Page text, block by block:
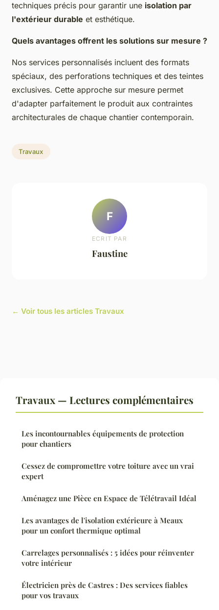
techniques précis pour garantir une isolation par
l'extérieur durable et esthétique.
Quels avantages offrent les solutions sur mesure ?
Nos services personnalisés incluent des formats
spéciaux, des perforations techniques et des teintes
exclusives. Cette approche sur mesure permet
d'adapter parfaitement le produit aux contraintes
architecturales de chaque chantier contemporain.
Travaux
F
ECRIT PAR
Faustine
← Voir tous les articles Travaux
Travaux — Lectures complémentaires
Les incontournables équipements de protection
pour chantiers
Cessez de compromettre votre toiture avec un vrai
expert
Aménagez une Pièce en Espace de Télétravail Idéal
Les avantages de l'isolation extérieure à Meaux
pour un confort thermique optimal
Carrelages personnalisés : 5 idées pour réinventer
votre intérieur
Électricien près de Castres : Des services fiables
pour vos travaux